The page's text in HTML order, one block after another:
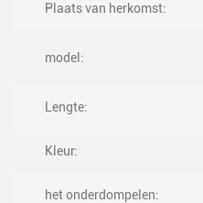
Plaats van herkomst:
model:
Lengte:
Kleur:
het onderdompelen: